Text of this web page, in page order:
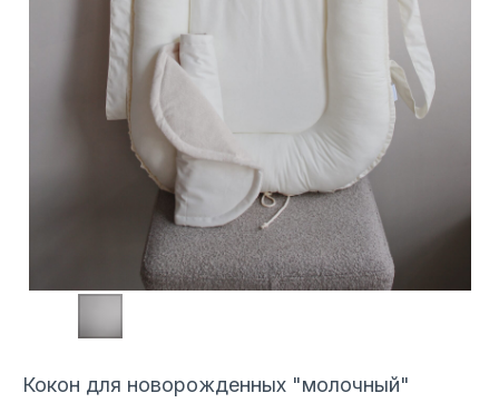
Кокон для новорожденных "молочный"